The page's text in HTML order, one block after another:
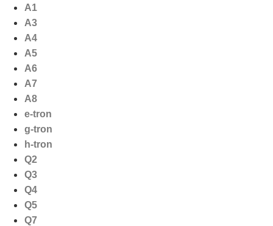
naar
inhoud
A1
A3
A4
A5
A6
A7
A8
e-tron
g-tron
h-tron
Q2
Q3
Q4
Q5
Q7